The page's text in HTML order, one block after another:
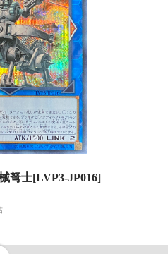
弩士[LVP3-JP016]